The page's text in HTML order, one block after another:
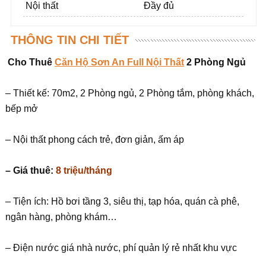
Nội thất Đầy đủ
THÔNG TIN CHI TIẾT
Cho Thuê Căn Hộ Sơn An Full Nội Thất2 Phòng Ngủ
– Thiết kế: 70m2, 2 Phòng ngủ, 2 Phòng tắm, phòng khách,
bếp mở
– Nội thất phong cách trẻ, đơn giản, ấm áp
– Giá thuê: 8 triệu/tháng
– Tiện ích: Hồ bơi tầng 3, siêu thị, tạp hóa, quán cà phê,
ngân hàng, phòng khám…
– Điện nước giá nhà nước, phí quản lý rẻ nhất khu vực